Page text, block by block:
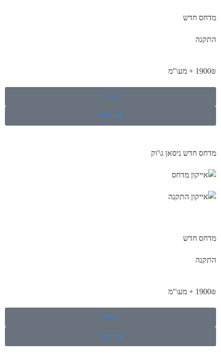
מדחס חדש
התקנה
1900₪ + מע\"מ
קנייה
צור קשר
מדחס חדש ניסאן ג\'וק
מדחס חדש
התקנה
1900₪ + מע\"מ
קנייה
צור קשר